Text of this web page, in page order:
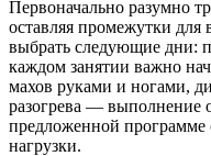
Первоначально разумно
оставляя промежутки
выбрать следующие дни:
каждом занятии важно
махов руками и ногами,
разогрева — выполнение
предложенной
нагрузки.